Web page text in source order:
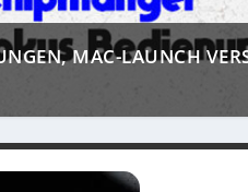
MAC-LAUNCH